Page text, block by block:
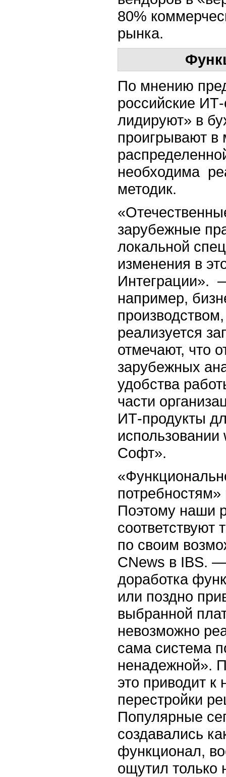
80%
рынка.
По мнению
российские
лидируют» в
проигрывают в
необходима
методик.
зарубежные
локальной
изменения в
Интеграции».
например,
реализуется
отмечают, что
зарубежных
удобства
части
ИТ-продукты
Софт».
Поэтому наши
по своим
CNews в IBS.
доработка
или поздно
выбранной
невозможно
сама система
ненадежной».
это приводит к
перестройки
Популярные
создавались
функционал,
ощутил только